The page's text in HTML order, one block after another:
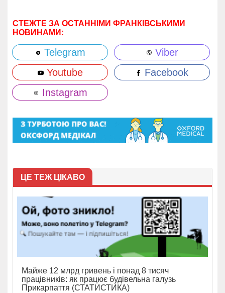
СТЕЖТЕ ЗА ОСТАННІМИ ФРАНКІВСЬКИМИ
НОВИНАМИ:
Telegram
Viber
Youtube
Facebook
Instagram
ЦЕ ТЕЖ ЦІКАВО
Майже 12 млрд гривень і понад 8 тисяч
працівників: як працює будівельна галузь
Прикарпаття (СТАТИСТИКА)